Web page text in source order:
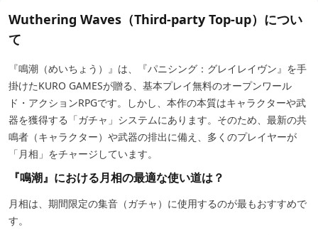
Wuthering Waves（Third-party Top-up）につい
て
『鳴潮（めいちょう）』は、『パニシング：グレイレイヴン』を手
掛けたKURO GAMESが贈る、基本プレイ無料のオープンワール
ド・アクションRPGです。しかし、本作の本質はキャラクターや武
器を獲得する「ガチャ」システムにあります。そのため、最新の共
鳴者（キャラクター）や武器の排出に備え、多くのプレイヤーが
「月相」をチャージしています。
『鳴潮』における月相の最適な使い道は？
月相は、期間限定の集音（ガチャ）に使用するのが最もおすすめで
す。